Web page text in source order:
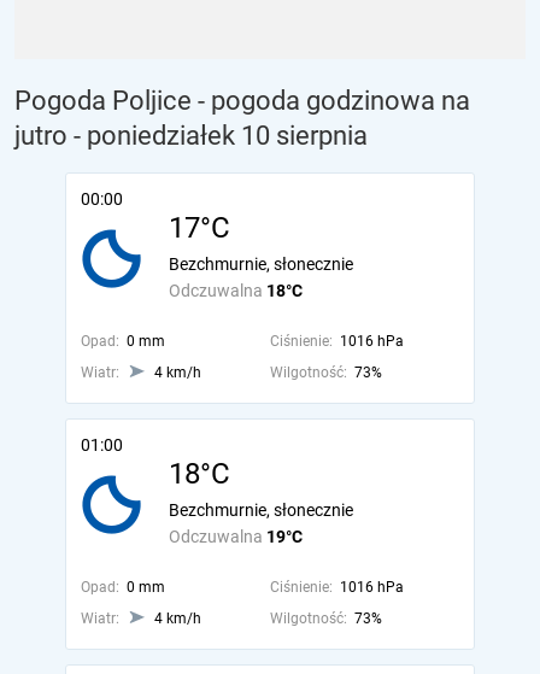
Pogoda Poljice - pogoda godzinowa na
jutro - poniedziałek 10 sierpnia
00:00
17°C
Odczuwalna 18°C
Bezchmurnie, słonecznie
Opad: 0 mm Ciśnienie: 1016 hPa
Wiatr:
4 km/h Wilgotność: 73%
01:00
18°C
Odczuwalna 19°C
Bezchmurnie, słonecznie
Opad: 0 mm Ciśnienie: 1016 hPa
Wiatr:
4 km/h Wilgotność: 73%